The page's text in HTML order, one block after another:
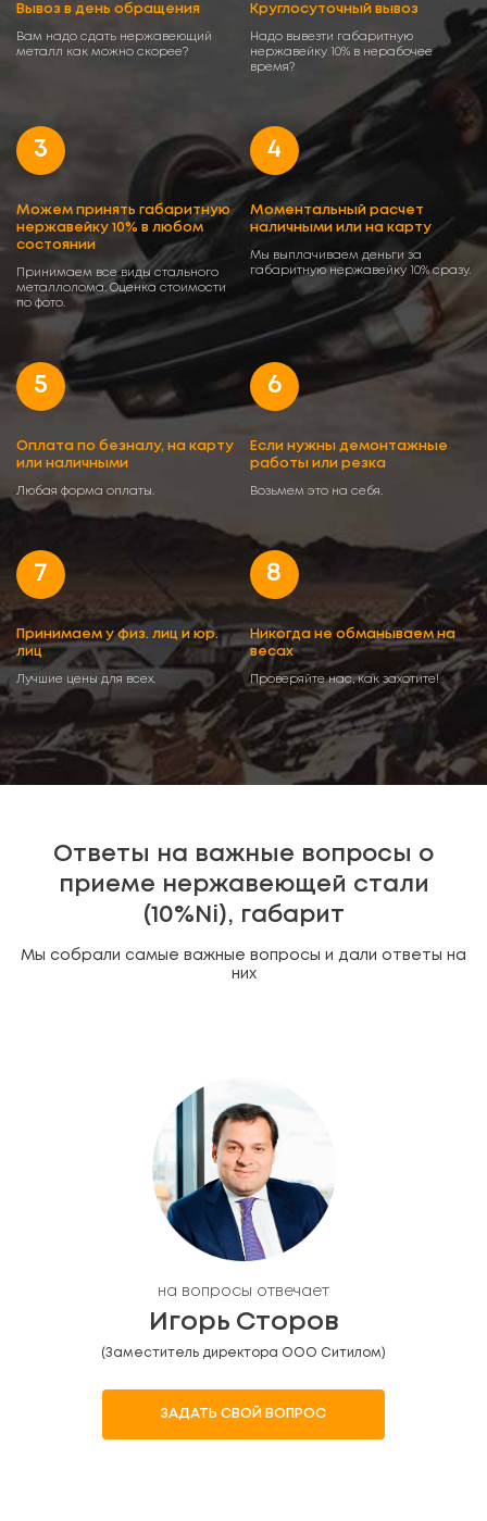
Вывоз в день обращения
Вам надо сдать нержавеющий
металл как можно скорее?
Круглосуточный вывоз
Надо вывезти габаритную
нержавейку 10% в нерабочее
время?
3
Можем принять габаритную
нержавейку 10% в любом
состоянии
Принимаем все виды стального
металлолома. Оценка стоимости
по фото.
4
Моментальный расчет
наличными или на карту
Мы выплачиваем деньги за
габаритную нержавейку 10% сразу.
5
Оплата по безналу, на карту
или наличными
Любая форма оплаты.
6
Если нужны демонтажные
работы или резка
Возьмем это на себя.
7
Принимаем у физ. лиц и юр.
лиц
Лучшие цены для всех.
8
Никогда не обманываем на
весах
Проверяйте нас, как захотите!
Ответы на важные вопросы о
приеме нержавеющей стали
(10%Ni), габарит
Мы собрали самые важные вопросы и дали ответы на
них
на вопросы отвечает
Игорь Сторов
(Заместитель директора ООО Ситилом)
ЗАДАТЬ СВОЙ ВОПРОС